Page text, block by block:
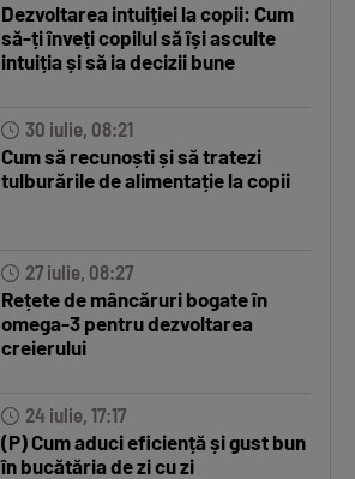
Dezvoltarea intuiției la copii: Cum
să-ți înveți copilul să își asculte
intuiția și să ia decizii bune
30 iulie, 08:21
Cum să recunoști și să tratezi
tulburările de alimentație la copii
27 iulie, 08:27
Rețete de mâncăruri bogate în
omega-3 pentru dezvoltarea
creierului
24 iulie, 17:17
(P) Cum aduci eficiență și gust bun
în bucătăria de zi cu zi